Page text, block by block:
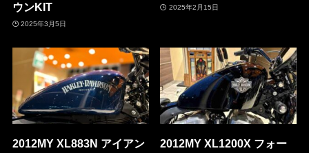
ウンKIT
2025年3月5日
2025年2月15日
2012MY XL883N アイアン
2012MY XL1200X フォー